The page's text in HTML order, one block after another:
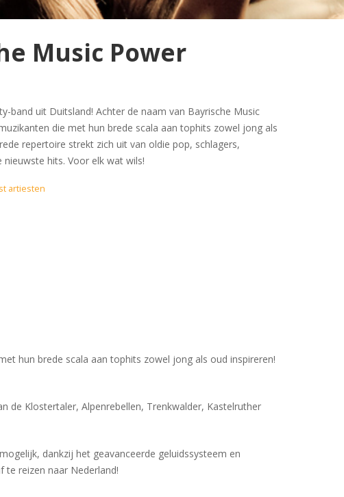
Music Power
band uit Duitsland! Achter de naam van Bayrische Music
die met hun brede scala aan tophits zowel jong als
repertoire strekt zich uit van oldie pop, schlagers,
hits. Voor elk wat wils!
artiesten
hun brede scala aan tophits zowel jong als oud inspireren!
de Klostertaler, Alpenrebellen, Trenkwalder, Kastelruther
dankzij het geavanceerde geluidssysteem en
te reizen naar Nederland!